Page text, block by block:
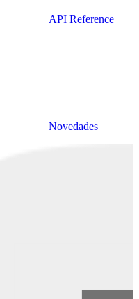
API Reference
Novedades